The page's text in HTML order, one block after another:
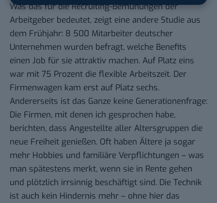
Was das für die Recruiting-Bemühungen der
Arbeitgeber bedeutet, zeigt eine andere Studie aus
dem Frühjahr: 8 500 Mitarbeiter deutscher
Unternehmen wurden befragt, welche Benefits
einen Job für sie attraktiv machen. Auf Platz eins
war mit 75 Prozent die flexible Arbeitszeit. Der
Firmenwagen kam erst auf Platz sechs.
Andererseits ist das Ganze keine Generationenfrage:
Die Firmen, mit denen ich gesprochen habe,
berichten, dass Angestellte aller Altersgruppen die
neue Freiheit genießen. Oft haben Ältere ja sogar
mehr Hobbies und familiäre Verpflichtungen – was
man spätestens merkt, wenn sie in Rente gehen
und plötzlich irrsinnig beschäftigt sind. Die Technik
ist auch kein Hindernis mehr – ohne hier das